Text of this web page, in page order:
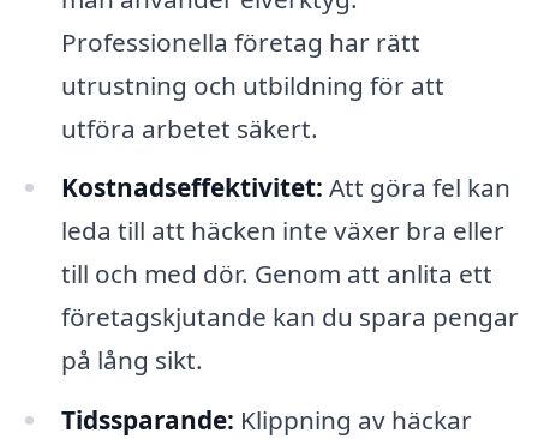
Professionella företag har rätt
utrustning och utbildning för att
utföra arbetet säkert.
Kostnadseffektivitet: Att göra fel kan
leda till att häcken inte växer bra eller
till och med dör. Genom att anlita ett
företagskjutande kan du spara pengar
på lång sikt.
Tidssparande: Klippning av häckar